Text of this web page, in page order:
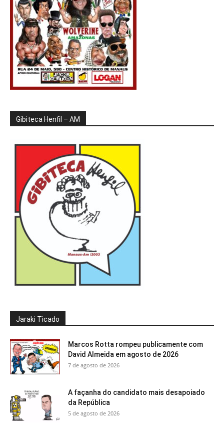
Gibiteca Henfil – AM
Jaraki Ticado
Marcos Rotta rompeu publicamente com
David Almeida em agosto de 2026
7 de agosto de 2026
A façanha do candidato mais desapoiado
da República
5 de agosto de 2026